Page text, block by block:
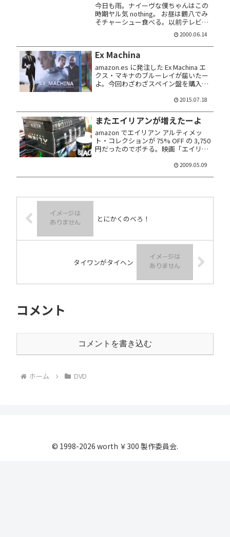
今日も雨。ナイーヴな僕ちゃんはこの
時期ヤル気 nothing。 お昼は鶴八でみ
そチャーシュー食べる。以前テレビで
紹介された事があるお店らしーんスけ
ど、店構えが古めな飲食店なら大体取
材対象になってるからナ。でも実は結
構オイシイです。ただ昼は ...
2000.06.14
Ex Machina
amazon.es に発注した Ex Machina エ
クス・マキナのブルーレイが届いたー
よ。今回わざわざスペイン盤を購入し
収録されていたからであり。 web で
った費...
2015.07.18
またエイリアンが増えたーよ
amazon でエイリアン アルティメッ
ト・コレクションが 75% OFF の 3,750
円だったのでポチる。映画「エイリア
られた、9枚組デジスタック仕様の
2009.05.09
とにかくのべろ！
タイワンがタイヘン
コメント
コメントを書き込む
ホーム DVD
© 1998-2026 worth ￥300 製作委員会.